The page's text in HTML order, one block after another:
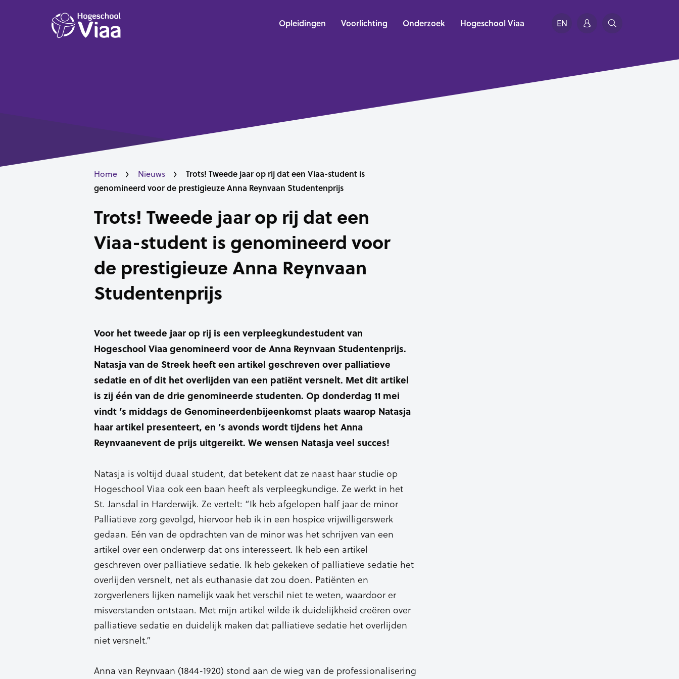
Opleidingen Voorlichting Onderzoek Hogeschool Viaa EN
Home Nieuws
Trots! Tweede jaar op rij dat een Viaa-student is
genomineerd voor de prestigieuze Anna Reynvaan Studentenprijs
Trots! Tweede jaar op rij dat een
Viaa-student is genomineerd voor
de prestigieuze Anna Reynvaan
Studentenprijs
Voor het tweede jaar op rij is een verpleegkundestudent van
Hogeschool Viaa genomineerd voor de Anna Reynvaan Studentenprijs.
Natasja van de Streek heeft een artikel geschreven over palliatieve
sedatie en of dit het overlijden van een patiënt versnelt. Met dit artikel
is zij één van de drie genomineerde studenten. Op donderdag 11 mei
vindt ’s middags de Genomineerdenbijeenkomst plaats waarop Natasja
haar artikel presenteert, en ’s avonds wordt tijdens het Anna
Reynvaanevent de prijs uitgereikt. We wensen Natasja veel succes!
Natasja is voltijd duaal student, dat betekent dat ze naast haar studie op
Hogeschool Viaa ook een baan heeft als verpleegkundige. Ze werkt in het
St. Jansdal in Harderwijk. Ze vertelt: “Ik heb afgelopen half jaar de minor
Palliatieve zorg gevolgd, hiervoor heb ik in een hospice vrijwilligerswerk
gedaan. Eén van de opdrachten van de minor was het schrijven van een
artikel over een onderwerp dat ons interesseert. Ik heb een artikel
geschreven over palliatieve sedatie. Ik heb gekeken of palliatieve sedatie het
overlijden versnelt, net als euthanasie dat zou doen. Patiënten en
zorgverleners lijken namelijk vaak het verschil niet te weten, waardoor er
misverstanden ontstaan. Met mijn artikel wilde ik duidelijkheid creëren over
palliatieve sedatie en duidelijk maken dat palliatieve sedatie het overlijden
niet versnelt.”
Anna van Reynvaan (1844-1920) stond aan de wieg van de professionalisering